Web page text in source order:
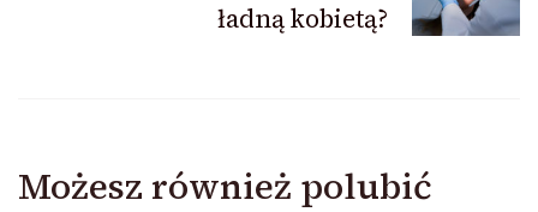
ładną kobietą?
Możesz również polubić